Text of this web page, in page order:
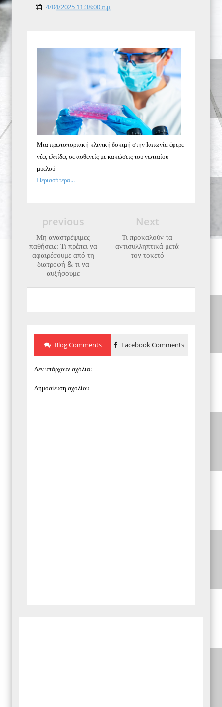
4/04/2025 11:38:00 π.μ.
Μια πρωτοποριακή κλινική δοκιμή στην Ιαπωνία έφερε
νέες ελπίδες σε ασθενείς με κακώσεις του νωτιαίου
μυελού.
Περισσότερα...
Next
Τι προκαλούν τα
αντισυλληπτικά μετά
τον τοκετό
previous
Μη αναστρέψιμες
παθήσεις: Τι πρέπει να
αφαιρέσουμε από τη
διατροφή & τι να
αυξήσουμε
Blog Comments Facebook Comments
Δεν υπάρχουν σχόλια:
Δημοσίευση σχολίου